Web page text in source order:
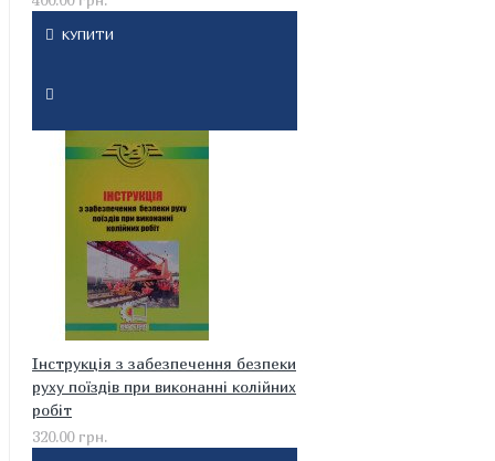
КУПИТИ
Інструкція з забезпечення безпеки
руху поїздів при виконанні колійних
робіт
320.00 грн.